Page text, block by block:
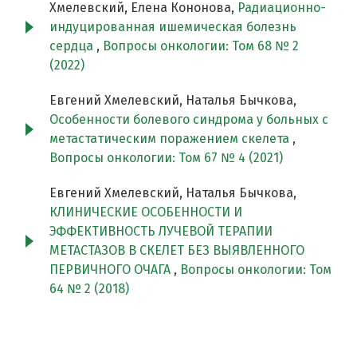
Хмелевский, Елена Кононова, Радиационно-
индуцированная ишемическая болезнь
сердца , Вопросы онкологии: Том 68 № 2
(2022)
Евгений Хмелевский, Наталья Бычкова,
Особенности болевого синдрома у больных с
метастатическим поражением скелета ,
Вопросы онкологии: Том 67 № 4 (2021)
Евгений Хмелевский, Наталья Бычкова,
КЛИНИЧЕСКИЕ ОСОБЕННОСТИ И
ЭФФЕКТИВНОСТЬ ЛУЧЕВОЙ ТЕРАПИИ
МЕТАСТАЗОВ В СКЕЛЕТ БЕЗ ВЫЯВЛЕННОГО
ПЕРВИЧНОГО ОЧАГА , Вопросы онкологии: Том
64 № 2 (2018)